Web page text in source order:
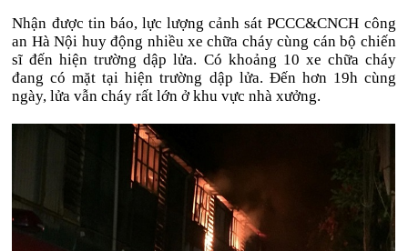
Nhận được tin báo, lực lượng cảnh sát PCCC&CNCH công
an Hà Nội huy động nhiều xe chữa cháy cùng cán bộ chiến
sĩ đến hiện trường dập lửa. Có khoảng 10 xe chữa cháy
đang có mặt tại hiện trường dập lửa. Đến hơn 19h cùng
ngày, lửa vẫn cháy rất lớn ở khu vực nhà xưởng.